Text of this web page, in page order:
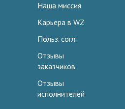
Наша миссия
Карьера в WZ
Польз. согл.
Отзывы
заказчиков
Отзывы
исполнителей